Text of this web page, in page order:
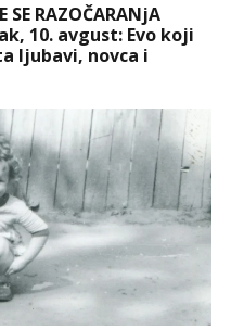
SE RAZOČARANjA
10. avgust: Evo koji
ljubavi, novca i